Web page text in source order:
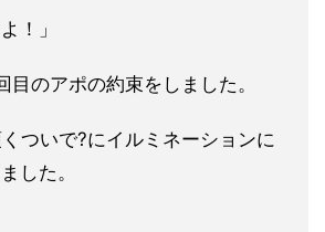
！」
目のアポの約束をしました。
ついで?にイルミネーションに
ました。